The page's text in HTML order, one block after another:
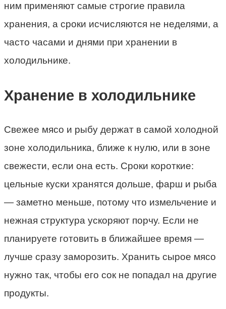
ним применяют самые строгие правила
хранения, а сроки исчисляются не неделями, а
часто часами и днями при хранении в
холодильнике.
Хранение в холодильнике
Свежее мясо и рыбу держат в самой холодной
зоне холодильника, ближе к нулю, или в зоне
свежести, если она есть. Сроки короткие:
цельные куски хранятся дольше, фарш и рыба
— заметно меньше, потому что измельчение и
нежная структура ускоряют порчу. Если не
планируете готовить в ближайшее время —
лучше сразу заморозить. Хранить сырое мясо
нужно так, чтобы его сок не попадал на другие
продукты.